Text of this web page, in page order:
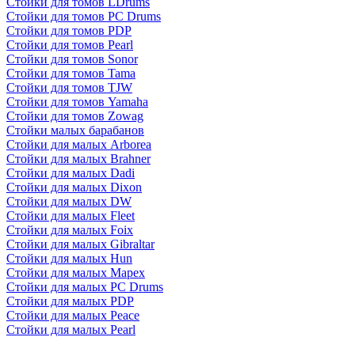
Стойки для томов PC Drums
Стойки для томов PDP
Стойки для томов Pearl
Стойки для томов Sonor
Стойки для томов Tama
Стойки для томов TJW
Стойки для томов Yamaha
Стойки для томов Zowag
Стойки малых барабанов
Стойки для малых Arborea
Стойки для малых Brahner
Стойки для малых Dadi
Стойки для малых Dixon
Стойки для малых DW
Стойки для малых Fleet
Стойки для малых Foix
Стойки для малых Gibraltar
Стойки для малых Hun
Стойки для малых Mapex
Стойки для малых PC Drums
Стойки для малых PDP
Стойки для малых Peace
Стойки для малых Pearl